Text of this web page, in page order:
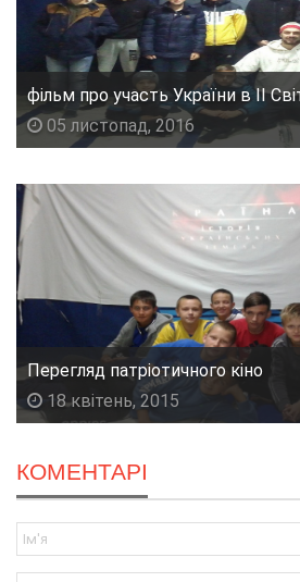
фільм про участь України в ІІ
05 листопад, 2016
Перегляд патріотичного кіно
18 квітень, 2015
КОМЕНТАРІ